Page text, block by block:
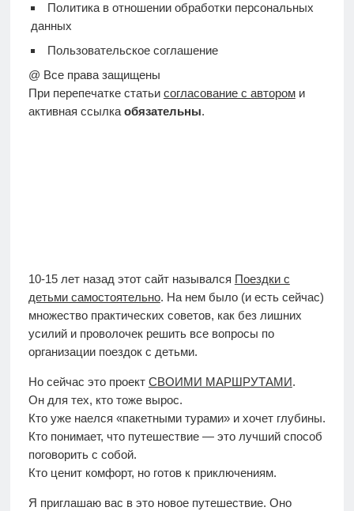
Политика в отношении обработки персональных
данных
Пользовательское соглашение
@ Все права защищены
При перепечатке статьи согласование с автороми
активная ссылка обязательны.
10-15 лет назад этот сайт назывался Поездки с
детьми самостоятельно. На нем было (и есть сейчас)
множество практических советов, как без лишних
усилий и проволочек решить все вопросы по
организации поездок с детьми.
Но сейчас это проект СВОИМИ МАРШРУТАМИ.
Он для тех, кто тоже вырос.
Кто уже наелся «пакетными турами» и хочет глубины.
Кто понимает, что путешествие — это лучший способ
поговорить с собой.
Кто ценит комфорт, но готов к приключениям.
Я приглашаю вас в это новое путешествие. Оно